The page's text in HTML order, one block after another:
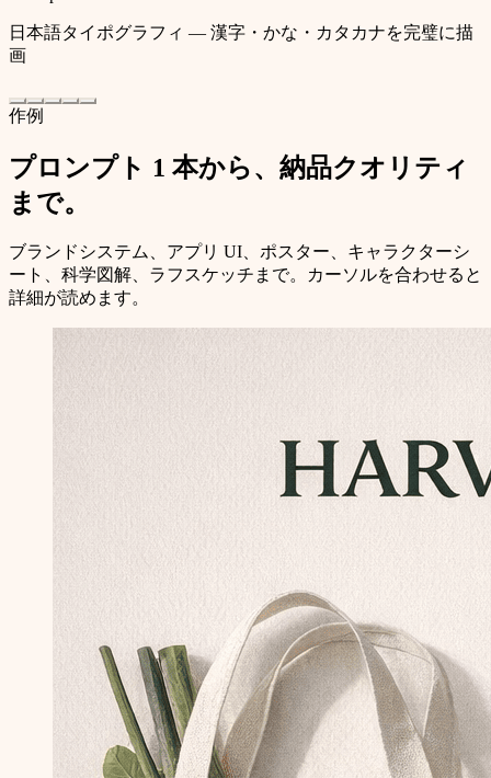
日本語タイポグラフィ — 漢字・かな・カタカナを完璧に描
画
作例
プロンプト 1 本から、納品クオリティ
まで。
ブランドシステム、アプリ UI、ポスター、キャラクターシ
ート、科学図解、ラフスケッチまで。カーソルを合わせると
詳細が読めます。